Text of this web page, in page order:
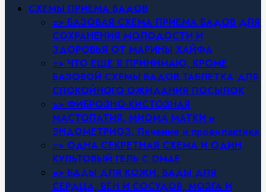
СХЕМЫ ПРИЕМА БАДОВ
=> БАЗОВАЯ СХЕМА ПРИЕМА БАДОВ ДЛЯ
СОХРАНЕНИЯ МОЛОДОСТИ И
ЗДОРОВЬЯ ОТ МАРИНЫ ХАЙФА
=> ЧТО ЕЩЕ Я ПРИНИМАЮ, КРОМЕ
БАЗОВОЙ СХЕМЫ БАДОВ.ТАБЛЕТКА ДЛЯ
СПОКОЙНОГО ОЖИДАНИЯ ПОСЫЛОК
=> ФИБРОЗНО-КИСТОЗНАЯ
МАСТОПАТИЯ, МИОМА МАТКИ и
ЭНДОМЕТРИОЗ. Лечение и профилактика
=> ОДНА СЕКРЕТНАЯ СХЕМА И ОДИН
КУЛЬТОВЫЙ ГЕЛЬ С DMAE
=> БАДЫ ДЛЯ КОЖИ, БАДЫ ДЛЯ
СЕРДЦА, ВЕН И СОСУДОВ, МОЗГА И